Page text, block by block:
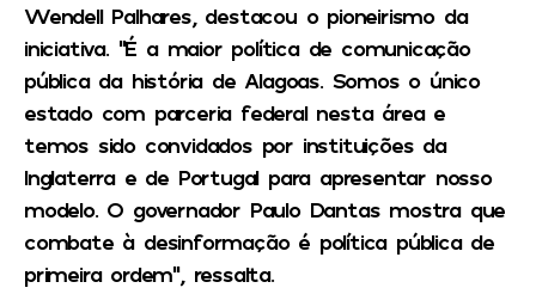
Wendell Palhares, destacou o pioneirismo da
iniciativa. “É a maior política de comunicação
pública da história de Alagoas. Somos o único
estado com parceria federal nesta área e
temos sido convidados por instituições da
Inglaterra e de Portugal para apresentar nosso
modelo. O governador Paulo Dantas mostra que
combate à desinformação é política pública de
primeira ordem”, ressalta.